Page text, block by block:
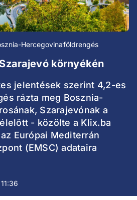
Hercegovinaföldrengés
környékén
jelentések szerint 4,2-es
rázta meg Bosznia-
Szarajevónak a
- közölte a Klix.ba
Európai Mediterrán
(EMSC) adataira